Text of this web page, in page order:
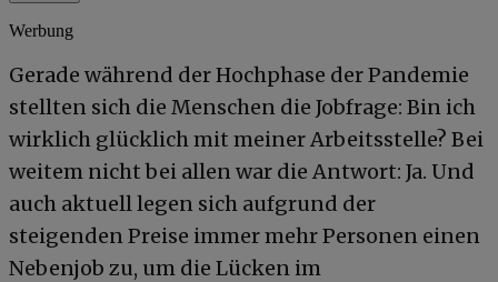
Werbung
Gerade während der Hochphase der Pandemie
stellten sich die Menschen die Jobfrage: Bin ich
wirklich glücklich mit meiner Arbeitsstelle? Bei
weitem nicht bei allen war die Antwort: Ja. Und
auch aktuell legen sich aufgrund der
steigenden Preise immer mehr Personen einen
Nebenjob zu, um die Lücken im